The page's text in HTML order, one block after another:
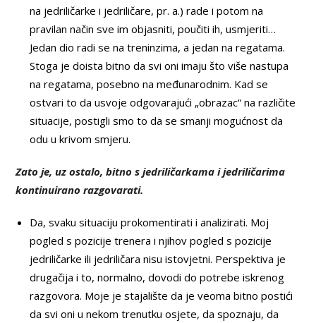
na jedriličarke i jedriličare, pr. a.) rade i potom na
pravilan način sve im objasniti, poučiti ih, usmjeriti…
Jedan dio radi se na treninzima, a jedan na regatama.
Stoga je doista bitno da svi oni imaju što više nastupa
na regatama, posebno na međunarodnim. Kad se
ostvari to da usvoje odgovarajući „obrazac“ na različite
situacije, postigli smo to da se smanji mogućnost da
odu u krivom smjeru.
Zato je, uz ostalo, bitno s jedriličarkama i jedriličarima
kontinuirano razgovarati.
Da, svaku situaciju prokomentirati i analizirati. Moj
pogled s pozicije trenera i njihov pogled s pozicije
jedriličarke ili jedriličara nisu istovjetni. Perspektiva je
drugačija i to, normalno, dovodi do potrebe iskrenog
razgovora. Moje je stajalište da je veoma bitno postići
da svi oni u nekom trenutku osjete, da spoznaju, da